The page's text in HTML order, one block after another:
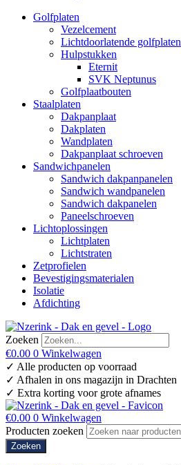
Golfplaten
Vezelcement
Lichtdoorlatende golfplaten
Hulpstukken
Eternit
SVK Neptunus
Golfplaatbouten
Staalplaten
Dakpanplaat
Dakplaten
Wandplaten
Dakpanplaat schroeven
Sandwichpanelen
Sandwich dakpanpanelen
Sandwich wandpanelen
Sandwich dakpanelen
Paneelschroeven
Lichtoplossingen
Lichtplaten
Lichtstraten
Zetprofielen
Bevestigingsmaterialen
Isolatie
Afdichting
Zoeken
€0.00 0 Winkelwagen
✓ Alle producten op voorraad
✓ Afhalen in ons magazijn in Drachten
✓ Extra korting voor grote afnames
€0.00 0 Winkelwagen
Producten zoeken
Zoeken